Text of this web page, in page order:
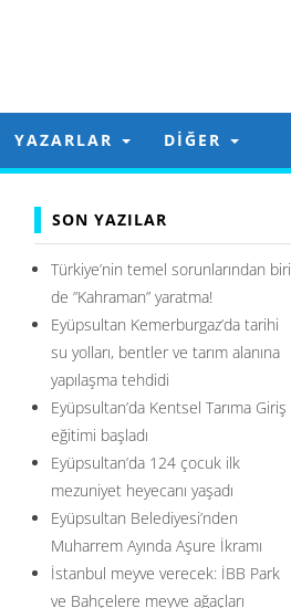
YAZARLAR DIĞER
SON YAZILAR
Türkiye’nin temel sorunlarından biri
de ”Kahraman” yaratma!
Eyüpsultan Kemerburgaz’da tarihi
su yolları, bentler ve tarım alanına
yapılaşma tehdidi
Eyüpsultan’da Kentsel Tarıma Giriş
eğitimi başladı
Eyüpsultan’da 124 çocuk ilk
mezuniyet heyecanı yaşadı
Eyüpsultan Belediyesi’nden
Muharrem Ayında Aşure İkramı
İstanbul meyve verecek: İBB Park
ve Bahçelere meyve ağaçları